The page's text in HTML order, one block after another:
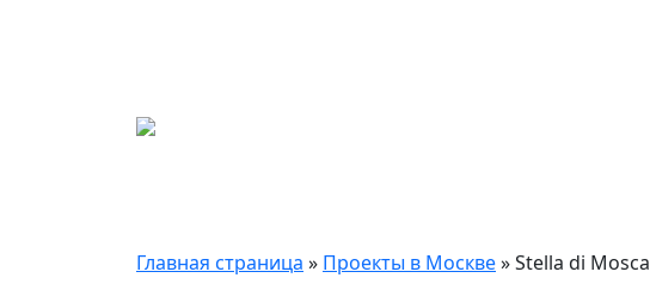
Главная страница » Проекты в Москве»Stella di Mosca